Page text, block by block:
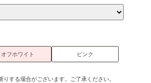
オフホワイト ピンク
する場合がございます。ご了承ください。